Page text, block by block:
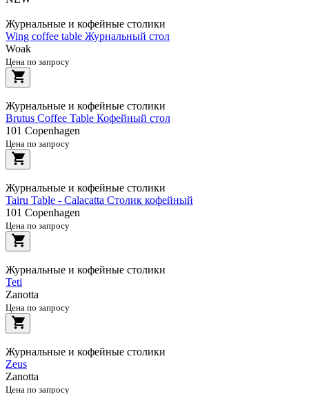
Журнальные и кофейные столики
Wing coffee table Журнальный стол
Woak
Цена по запросу
Журнальные и кофейные столики
Brutus Coffee Table Кофейный стол
101 Copenhagen
Цена по запросу
Журнальные и кофейные столики
Tairu Table - Calacatta Столик кофейный
101 Copenhagen
Цена по запросу
Журнальные и кофейные столики
Teti
Zanotta
Цена по запросу
Журнальные и кофейные столики
Zeus
Zanotta
Цена по запросу